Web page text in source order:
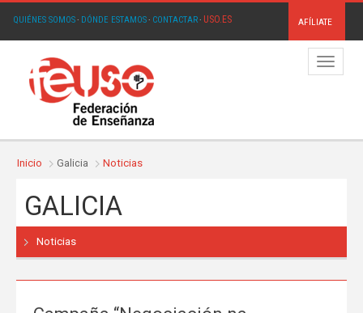
QUIÉNES SOMOS· DÓNDE ESTAMOS· CONTACTAR· USO.ES AFÍLIATE
Menú
Inicio Galicia Noticias
GALICIA
Noticias